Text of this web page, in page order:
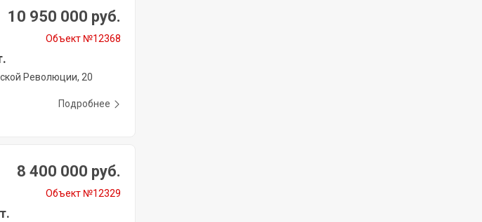
10 950 000 руб.
Объект №12368
Революции, 20
Подробнее
8 400 000 руб.
Объект №12329